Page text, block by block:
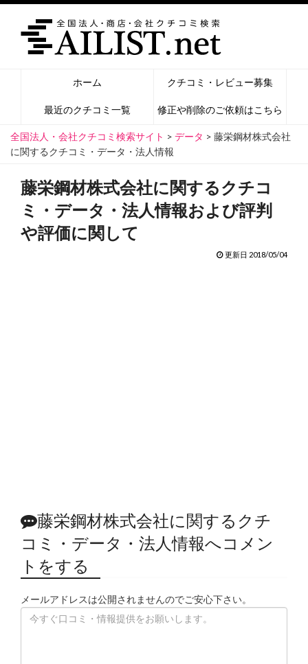
ホーム クチコミ・レビュー募集
最近のクチコミ一覧 修正や削除のご依頼はこちら
全国法人・会社クチコミ検索サイト > データ > 藤栄鋼材株式会社
に関するクチコミ・データ・法人情報
藤栄鋼材株式会社に関するクチコ
ミ・データ・法人情報および評判
や評価に関して
更新日 2018/05/04
藤栄鋼材株式会社に関するクチ
コミ・データ・法人情報へコメン
トをする
メールアドレスは公開されませんのでご安心下さい。